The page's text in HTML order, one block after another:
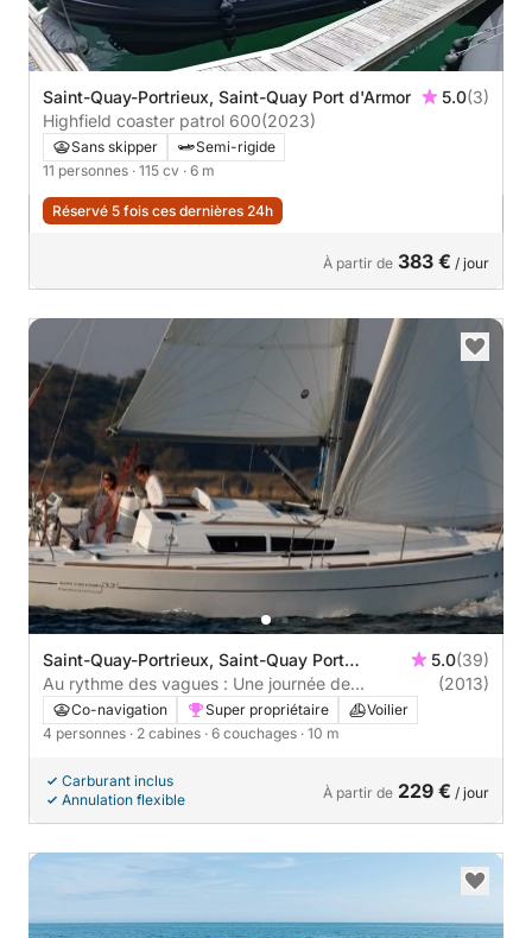
Saint-Quay-Portrieux, Saint-Quay Port d'Armor 5.0(3)
Highfield coaster patrol 600(2023)
Sans skipper
Semi-rigide
11 personnes · 115 cv · 6 m
Réservé 5 fois ces dernières 24h
À partir de 383 € / jour
Saint-Quay-Portrieux, Saint-Quay Port
d'Armor
5.0(39)
​Au rythme des vagues : Une journée de
déconnexion absolue en mer
(2013)
Co-navigation Super propriétaire
Voilier
4 personnes · 2 cabines · 6 couchages · 10 m
Carburant inclus
Annulation flexible
À partir de 229 € / jour